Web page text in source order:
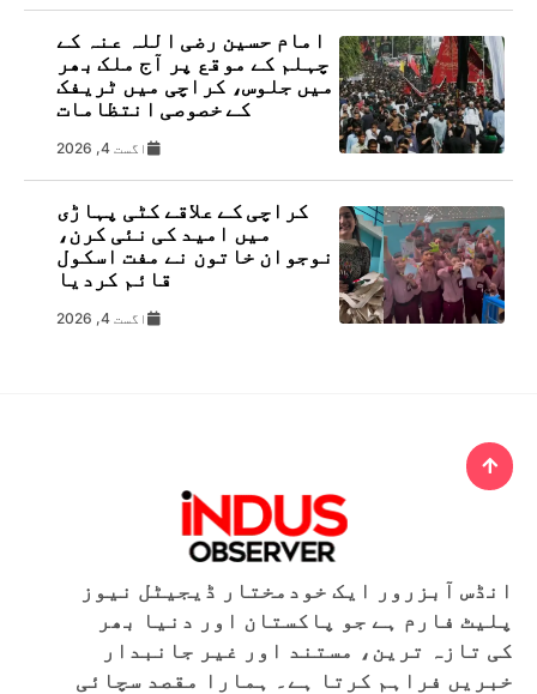
امام حسین رضی اللہ عنہ کے
چہلم کے موقع پر آج ملک بھر
میں جلوس، کراچی میں ٹریفک
کے خصوصی انتظامات
اگست 4, 2026
کراچی کے علاقے کٹی پہاڑی
میں امید کی نئی کرن،
نوجوان خاتون نے مفت اسکول
قائم کردیا
اگست 4, 2026
انڈس آبزرور ایک خودمختار ڈیجیٹل نیوز
پلیٹ فارم ہے جو پاکستان اور دنیا بھر
کی تازہ ترین، مستند اور غیر جانبدار
خبریں فراہم کرتا ہے۔ ہمارا مقصد سچائی